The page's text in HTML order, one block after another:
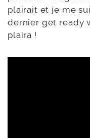
plairait et je me
dernier get ready
plaira !